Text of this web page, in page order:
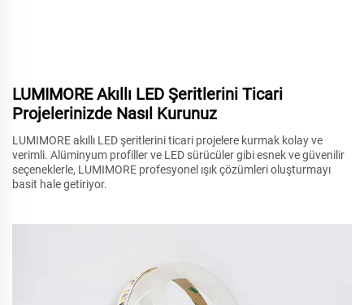
LUMIMORE Akıllı LED Şeritlerini Ticari
Projelerinizde Nasıl Kurunuz
LUMIMORE akıllı LED şeritlerini ticari projelere kurmak kolay ve
verimli. Alüminyum profiller ve LED sürücüler gibi esnek ve güvenilir
seçeneklerle, LUMIMORE profesyonel ışık çözümleri oluşturmayı
basit hale getiriyor.